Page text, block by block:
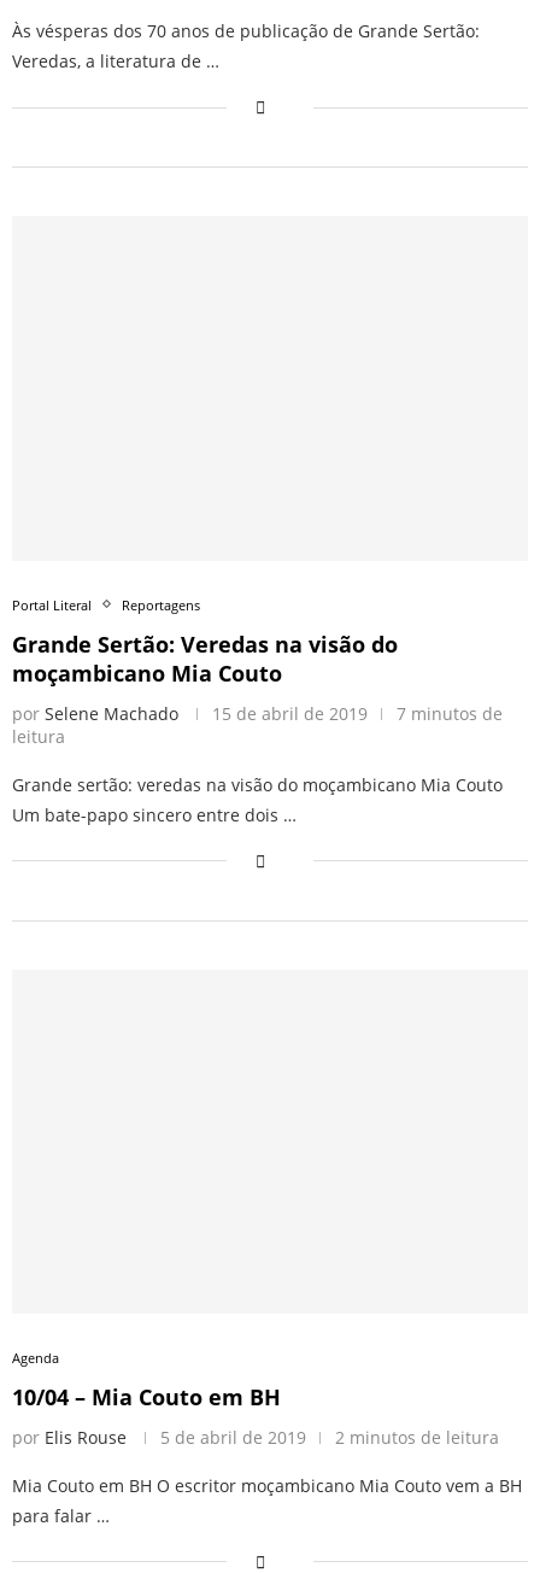
Às vésperas dos 70 anos de publicação de Grande Sertão:
Veredas, a literatura de …
Portal Literal Reportagens
Grande Sertão: Veredas na visão do
moçambicano Mia Couto
por Selene Machado 15 de abril de 2019
7 minutos de
leitura
Grande sertão: veredas na visão do moçambicano Mia Couto
Um bate-papo sincero entre dois …
Agenda
10/04 – Mia Couto em BH
por Elis Rouse 5 de abril de 2019 2 minutos de leitura
Mia Couto em BH O escritor moçambicano Mia Couto vem a BH
para falar …